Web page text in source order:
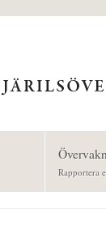
Rapportera